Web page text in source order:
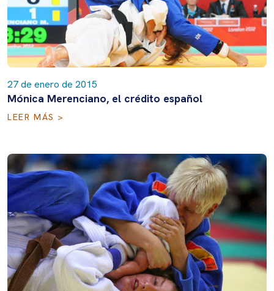
27 de enero de 2015
Mónica Merenciano, el crédito español
LEER MÁS >